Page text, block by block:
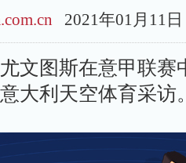
2021年01月11
图斯在意甲联赛
大利天空体育采访